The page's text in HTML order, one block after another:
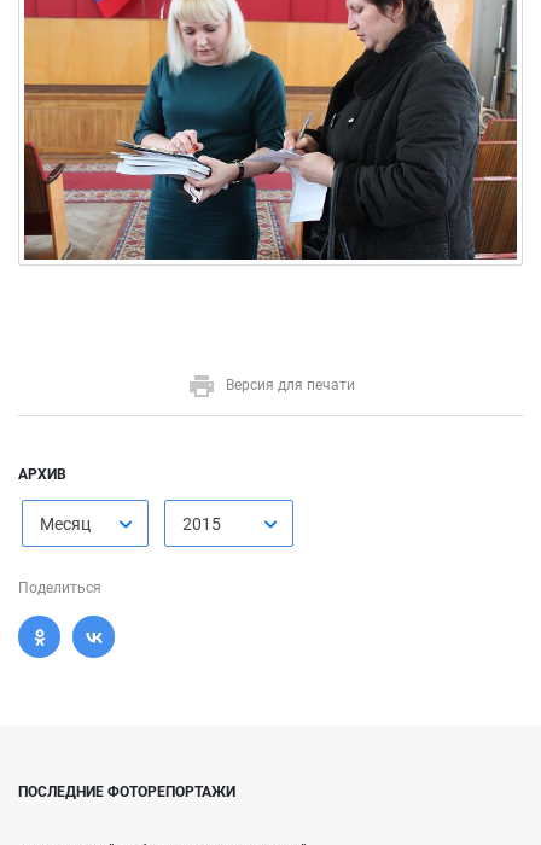
Версия для печати
АРХИВ
Месяц 2015
Поделиться
ПОСЛЕДНИЕ ФОТОРЕПОРТАЖИ